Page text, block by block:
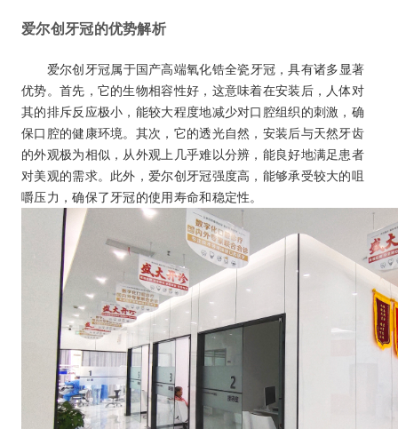
爱尔创牙冠的优势解析
爱尔创牙冠属于国产高端氧化锆全瓷牙冠，具有诸多显著
优势。首先，它的生物相容性好，这意味着在安装后，人体对
其的排斥反应极小，能较大程度地减少对口腔组织的刺激，确
保口腔的健康环境。其次，它的透光自然，安装后与天然牙齿
的外观极为相似，从外观上几乎难以分辨，能良好地满足患者
对美观的需求。此外，爱尔创牙冠强度高，能够承受较大的咀
嚼压力，确保了牙冠的使用寿命和稳定性。